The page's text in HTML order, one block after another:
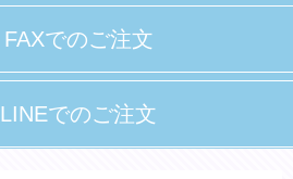
FAXでのご注文
LINEでのご注文